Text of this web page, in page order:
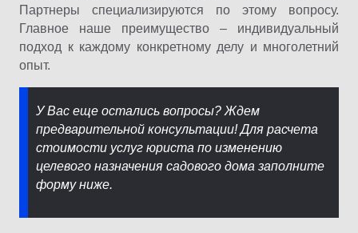
Партнеры специализируются по этому вопросу.
Главное наше преимущество – индивидуальный
подход к каждому конкретному делу и многолетний
опыт.
У Вас еще остались вопросы? Ждем
предварительной консультации! Для расчета
стоимости услуг юриста по изменению
целевого назначения садового дома заполните
форму ниже.